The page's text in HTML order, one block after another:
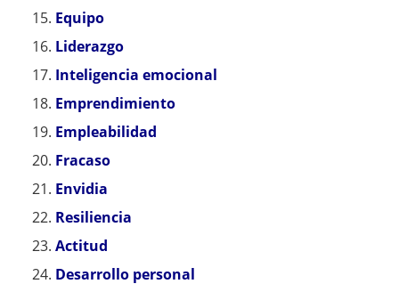
Equipo
Liderazgo
Inteligencia emocional
Emprendimiento
Empleabilidad
Fracaso
Envidia
Resiliencia
Actitud
Desarrollo personal